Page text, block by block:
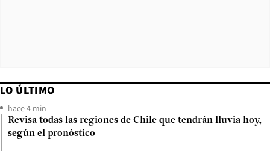
LO ÚLTIMO
hace 4 min
Revisa todas las regiones de Chile que tendrán lluvia hoy,
según el pronóstico